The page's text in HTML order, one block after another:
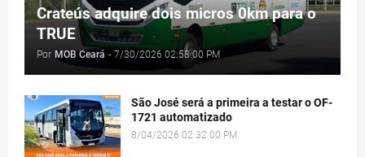
Crateús adquire dois micros 0km para o
TRUE
Por MOB Ceará - 7/30/2026 02:58:00 PM
São José será a primeira a testar o OF-
1721 automatizado
8/04/2026 02:32:00 PM